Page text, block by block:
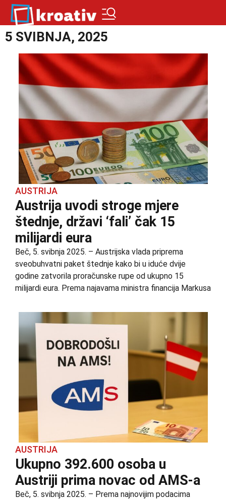
5 SVIBNJA, 2025
AUSTRIJA
Austrija uvodi stroge mjere
štednje, državi ‘fali’ čak 15
milijardi eura
Beč, 5. svibnja 2025. – Austrijska vlada priprema
sveobuhvatni paket štednje kako bi u iduće dvije
godine zatvorila proračunske rupe od ukupno 15
milijardi eura. Prema najavama ministra financija Markusa
AUSTRIJA
Ukupno 392.600 osoba u
Austriji prima novac od AMS-a
Beč, 5. svibnja 2025. – Prema najnovijim podacima